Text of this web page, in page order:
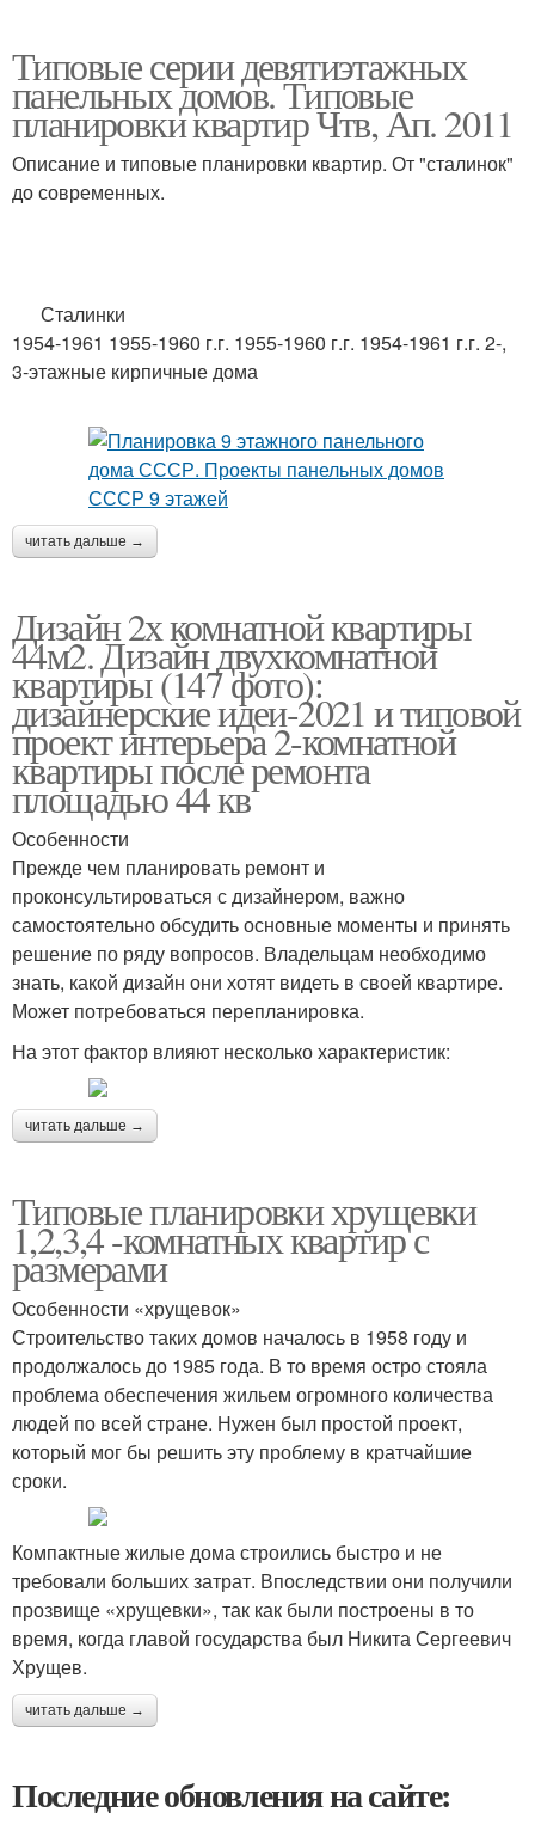
Типовые серии девятиэтажных
панельных домов. Типовые
планировки квартир Чтв, Ап. 2011
Описание и типовые планировки квартир. От "сталинок"
до современных.
Сталинки
1954-1961 1955-1960 г.г. 1955-1960 г.г. 1954-1961 г.г. 2-,
3-этажные кирпичные дома
читать дальше →
Дизайн 2х комнатной квартиры
44м2. Дизайн двухкомнатной
квартиры (147 фото):
дизайнерские идеи-2021 и типовой
проект интерьера 2-комнатной
квартиры после ремонта
площадью 44 кв
Особенности
Прежде чем планировать ремонт и
проконсультироваться с дизайнером, важно
самостоятельно обсудить основные моменты и принять
решение по ряду вопросов. Владельцам необходимо
знать, какой дизайн они хотят видеть в своей квартире.
Может потребоваться перепланировка.
На этот фактор влияют несколько характеристик:
читать дальше →
Типовые планировки хрущевки
1,2,3,4 -комнатных квартир с
размерами
Особенности «хрущевок»
Строительство таких домов началось в 1958 году и
продолжалось до 1985 года. В то время остро стояла
проблема обеспечения жильем огромного количества
людей по всей стране. Нужен был простой проект,
который мог бы решить эту проблему в кратчайшие
сроки.
Компактные жилые дома строились быстро и не
требовали больших затрат. Впоследствии они получили
прозвище «хрущевки», так как были построены в то
время, когда главой государства был Никита Сергеевич
Хрущев.
читать дальше →
Последние обновления на сайте: